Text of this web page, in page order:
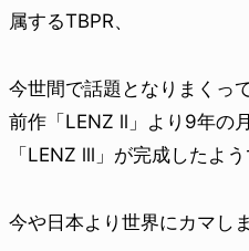
属するTBPR、
今世間で話題となりまくっ
前作「LENZ ll」より9年の
「LENZ lll」が完成したよう
今や日本より世界にカマし